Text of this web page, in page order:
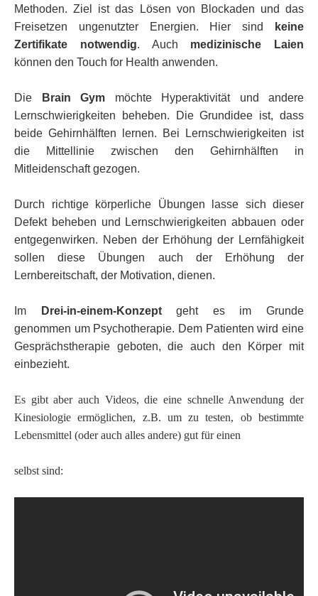
Methoden. Ziel ist das Lösen von Blockaden und das
Freisetzen ungenutzter Energien. Hier sind
keine
Zertifikate notwendig. Auch medizinische Laien
können den Touch for Health anwenden.
Die Brain Gym möchte Hyperaktivität und andere
Lernschwierigkeiten beheben. Die Grundidee ist, dass
beide Gehirnhälften lernen. Bei Lernschwierigkeiten ist
die Mittellinie zwischen den Gehirnhälften in
Mitleidenschaft gezogen.
Durch richtige körperliche Übungen lasse sich dieser
Defekt beheben und Lernschwierigkeiten abbauen oder
entgegenwirken. Neben der Erhöhung der Lernfähigkeit
sollen diese Übungen auch der Erhöhung der
Lernbereitschaft, der Motivation, dienen.
Im Drei-in-einem-Konzeptgeht es im Grunde
genommen um Psychotherapie. Dem Patienten wird eine
Gesprächstherapie geboten, die auch den Körper mit
einbezieht.
Es gibt aber auch Videos, die eine schnelle Anwendung der
Kinesiologie ermöglichen, z.B. um zu testen, ob bestimmte
Lebensmittel (oder auch alles andere) gut für einen
selbst sind: